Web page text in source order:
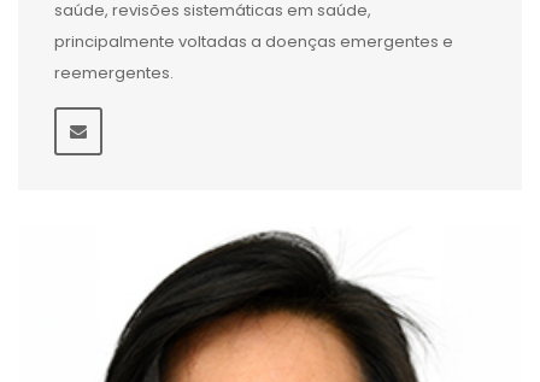
saúde, revisões sistemáticas em saúde,
principalmente voltadas a doenças emergentes e
reemergentes.